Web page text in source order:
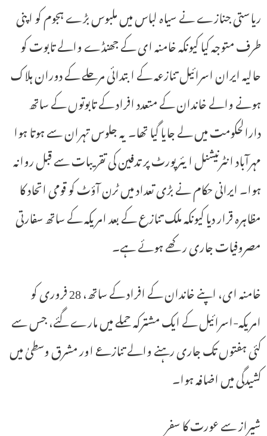
ریاستی جنازے نے سیاہ لباس میں ملبوس بڑے ہجوم کو اپنی
طرف متوجہ کیا کیونکہ خامنہ ای کے جھنڈے والے تابوت کو
حالیہ ایران اسرائیل تنازعہ کے ابتدائی مرحلے کے دوران ہلاک
ہونے والے خاندان کے متعدد افراد کے تابوتوں کے ساتھ
دارالحکومت میں لے جایا گیا تھا۔ یہ جلوس تہران سے ہوتا ہوا
مہرآباد انٹرنیشنل ایئرپورٹ پر تدفین کی تقریبات سے قبل روانہ
ہوا۔ ایرانی حکام نے بڑی تعداد میں ٹرن آؤٹ کو قومی اتحاد کا
مظاہرہ قرار دیا کیونکہ ملک تنازع کے بعد امریکہ کے ساتھ سفارتی
مصروفیات جاری رکھے ہوئے ہے۔
خامنہ ای، اپنے خاندان کے افراد کے ساتھ، 28 فروری کو
امریکہ-اسرائیل کے ایک مشترکہ حملے میں مارے گئے، جس سے
کئی ہفتوں تک جاری رہنے والے تنازعے اور مشرق وسطیٰ میں
کشیدگی میں اضافہ ہوا۔
شیراز سے عورت کا سفر